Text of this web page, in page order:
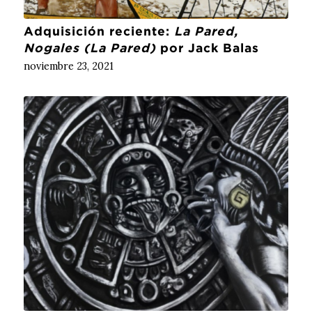
Adquisición reciente: La Pared,
Nogales (La Pared)por Jack Balas
noviembre 23, 2021